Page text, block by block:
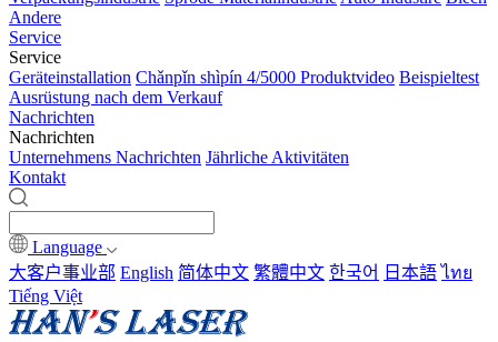
Andere
Service
Service
Geräteinstallation Chǎnpǐn shìpín 4/5000 Produktvideo Beispieltest
Ausrüstung nach dem Verkauf
Nachrichten
Nachrichten
Unternehmens Nachrichten Jährliche Aktivitäten
Kontakt
Language
大客户事业部 English 简体中文 繁體中文 한국어 日本語 ไทย
Tiếng Việt